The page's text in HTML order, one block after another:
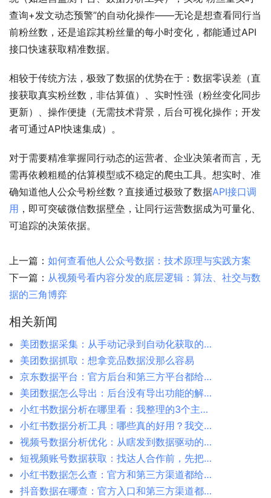
查询+发文动态预警”的自动化操作——无论是想查看同行当
前粉丝数，还是追踪其粉丝量的每小时变化，都能通过API
接口快速获取精准数据。
相较于传统方法，极致了数据的优势在于：数据零误差（直
接获取真实粉丝数，非估算值）、实时性强（粉丝变化同步
更新）、操作便捷（无需技术背景，后台可视化操作；开发
者可通过API快速集成）。
对于需要精准掌握同行动态的运营者、企业决策者而言，无
需再依赖粗糙的估算模型或不稳定的爬虫工具。想实时、准
确知道他人公众号粉丝数？直接通过极致了数据API接口调
用 ，即可突破微信数据壁垒，让同行运营数据成为可量化、
可追踪的决策依据。
上一篇： 如何查看他人公众号数据：技术原理与实践方案
下一篇： 从视频号看内容分发的底层逻辑：算法、社交与数
据的三角博弈
相关新闻
美团数据采集：从手动记录到自动化获取的转变
美团数据抓取：想拿竞品数据没那么容易
京东数据平台：官方后台和第三方平台都给你捋清楚
美团数据怎么导出：后台没有导出功能的解决方案
小红书数据分析在哪里看：我整理的3个主要入口
小红书数据分析工具：哪些真的好用？我交过学费才明白
视频号数据分析优化：从瞎发到数据驱动的转变
短视频账号数据获取：找达人合作前，先把数据摸清楚
小红书数据怎么查：官方和第三方渠道都给你说清楚
抖音数据在哪查：官方入口和第三方渠道都给你捋清楚